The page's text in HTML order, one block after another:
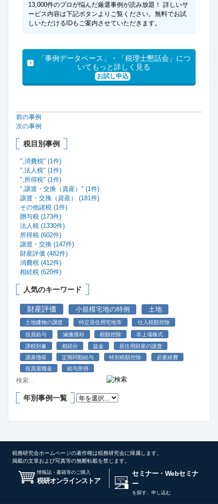
13,000件のプロが悩んだ厳選事例が読み放題！ 詳しいサ
ービス内容は下記ボタンよりご覧ください。無料でお試
しいただけるIDもご案内させていただきます。
「事例データベース」・「税理士懇話会」につ
いてもっと詳しく見る
お試し申込
前の事例
次の事例
税目別事例
",消費税" (1件)
",法人税" (1件)
",所得税" (1件)
",譲渡・交換（資産）" (1件)
譲渡・交換（資産） (181件)
その他諸税 (1件)
贈与税 (173件)
法人税 (1330件)
所得税 (602件)
譲渡・交換 (147件)
財産評価 (482件)
消費税 (412件)
相続税 (620件)
人気のキーワード
財産評価 小規模宅地の特例 土地
土地建物の譲渡 特定居住用宅地等 仕入税額控除
役員給与 減価償却 税額控除
非上場株式
課税対象
相続分 益金
居住用財産の譲渡
源泉徴収
定期同額給与 特別税額控除
必要経費
役員退職金
給与所得
年別事例一覧
税務研究会ホームページの著作権は税務研究会に帰属します。
掲載の文章および写真等の無断転載を禁じます。
情報誌・書籍等のご購入
税研オンラインストア
セミナー・Webセミナ
ー
を探す、申し込む